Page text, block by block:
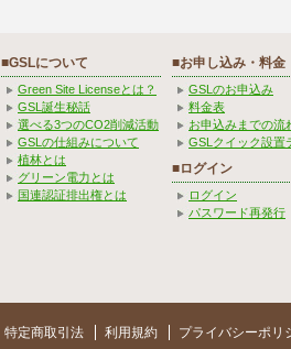
■GSLについて
Green Site Licenseとは？
GSL誕生秘話
選べる3つのCO2削減活動
GSLの仕組みについて
植林とは
グリーン電力とは
国連認証排出権とは
■お申し込み・料金
GSLのお申込み
料金表
お申込みまでの流
GSLクイック設置
■ログイン
ログイン
パスワード再発行
特定商取引法 利用規約 プライバシーポリ